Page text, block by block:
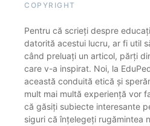
COPYRIGHT
Pentru că scrieți despre
datorită acestui lucru, ar fi util
când preluați un articol, părți
care v-a inspirat. Noi, la
această conduită etică și
mult mai multă experiență vor
că găsiți subiecte interesante
siguri că înțelegeți rugămintea